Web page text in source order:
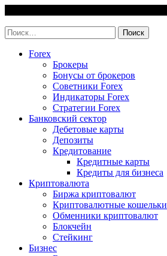
content
Найти:
Forex
Брокеры
Бонусы от брокеров
Советники Forex
Индикаторы Forex
Стратегии Forex
Банковский сектор
Дебетовые карты
Депозиты
Кредитование
Кредитные карты
Кредиты для бизнеса
Криптовалюта
Биржа криптовалют
Криптовалютные кошельки
Обменники криптовалют
Блокчейн
Стейкинг
Бизнес